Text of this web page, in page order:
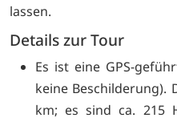
lassen.
Details zur Tour
Es ist eine GPS-
keine Beschilderung).
km; es sind ca. 215